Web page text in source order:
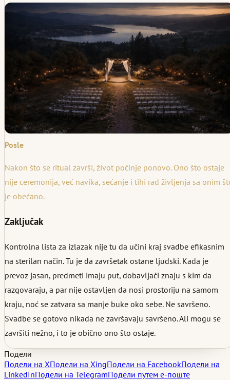
Posle
Nakon što se ritual završi, život počinje ponovo. Ono što ostaje
nije ceremonija, već navika, sećanje i tihi rad življenja sa onim
je obećano.
Zaključak
Kontrolna lista za izlazak nije tu da učini kraj svadbe efikasnim
na sterilan način. Tu je da završetak ostane ljudski. Kada je
prevoz jasan, predmeti imaju put, dobavljači znaju s kim da
razgovaraju, a par nije ostavljen da nosi prostoriju na samom
kraju, noć se zatvara sa manje buke oko sebe. Ne savršeno.
Svadbe se gotovo nikada ne završavaju savršeno. Ali mogu se
završiti nežno, i to je obično ono što ostaje.
Подели
Подели на XПодели на XingПодели на FacebookПодели на
LinkedInПодели на TelegramПодели путем е-поште